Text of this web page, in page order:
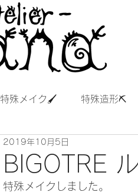
特殊メイク🖌 特殊造形⛏
BIGOTRE
2019年10月5日
特殊メイクしました。